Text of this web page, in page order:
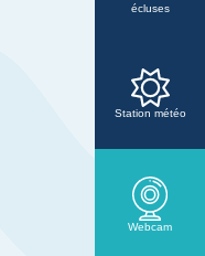
écluses
Station météo
Webcam